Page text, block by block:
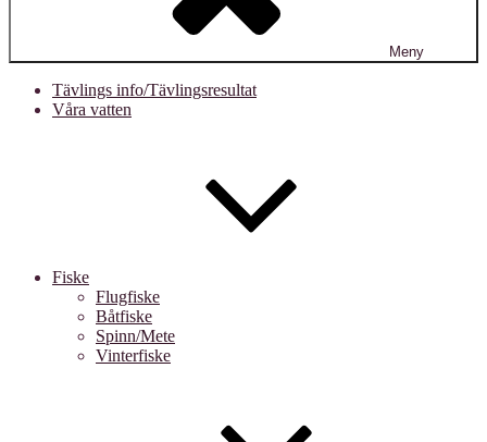
Meny
Tävlings info/Tävlingsresultat
Våra vatten
Fiske
Flugfiske
Båtfiske
Spinn/Mete
Vinterfiske